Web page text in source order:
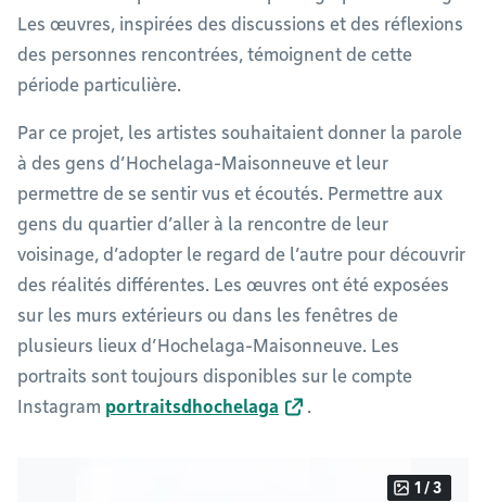
Les œuvres, inspirées des discussions et des réflexions
des personnes rencontrées, témoignent de cette
période particulière.
Par ce projet, les artistes souhaitaient donner la parole
à des gens d’Hochelaga-Maisonneuve et leur
permettre de se sentir vus et écoutés. Permettre aux
gens du quartier d’aller à la rencontre de leur
voisinage, d’adopter le regard de l’autre pour découvrir
des réalités différentes. Les œuvres ont été exposées
sur les murs extérieurs ou dans les fenêtres de
plusieurs lieux d’Hochelaga-Maisonneuve. Les
portraits sont toujours disponibles sur le compte
Instagram portraitsdhochelaga .
1 / 3